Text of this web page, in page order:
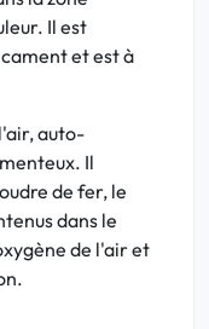
Il est
et est à
auto-
Il
de fer, le
dans le
de l'air et